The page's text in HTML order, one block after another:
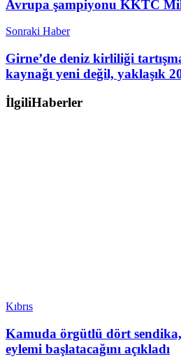
Avrupa şampiyonu KKTC
Sonraki Haber
Girne’de deniz kirliliği
kaynağı yeni değil, yaklaşık
İlgiliHaberler
Kıbrıs
Kamuda örgütlü dört
eylemi başlatacağını açıkladı